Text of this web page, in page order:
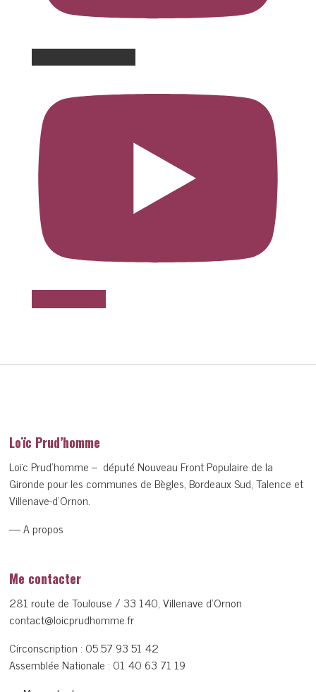
Loïc Prud’homme
Loïc Prud’homme – député Nouveau Front Populaire de la
Gironde pour les communes de Bègles, Bordeaux Sud, Talence et
Villenave-d’Ornon.
— A propos
Me contacter
281 route de Toulouse / 33 140, Villenave d’Ornon
contact@loicprudhomme.fr
Circonscription : 05 57 93 51 42
Assemblée Nationale : 01 40 63 71 19